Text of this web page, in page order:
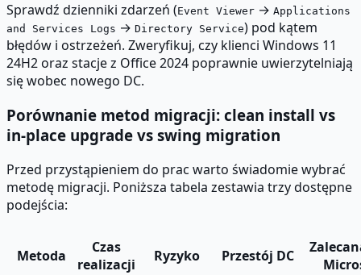
Sprawdź dzienniki zdarzeń (Event Viewer → Applications
and Services Logs → Directory Service) pod kątem
błędów i ostrzeżeń. Zweryfikuj, czy klienci Windows 11
24H2 oraz stacje z Office 2024 poprawnie uwierzytelniają
się wobec nowego DC.
Porównanie metod migracji: clean install vs
in-place upgrade vs swing migration
Przed przystąpieniem do prac warto świadomie wybrać
metodę migracji. Poniższa tabela zestawia trzy dostępne
podejścia:
Metoda
Czas
realizacji
Ryzyko Przestój DC